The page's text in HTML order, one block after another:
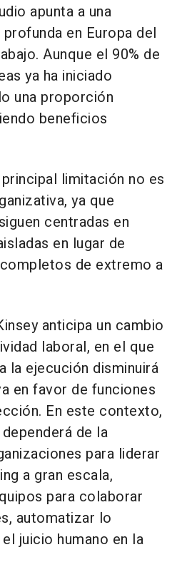
apunta a una
en Europa del
Aunque el 90% de
ya ha iniciado
una proporción
beneficios
limitación no es
ya que
centradas en
en lugar de
de extremo a
anticipa un cambio
laboral, en el que
la ejecución disminuirá
en favor de funciones
En este contexto,
de la
para liderar
a gran escala,
para colaborar
automatizar lo
juicio humano en la